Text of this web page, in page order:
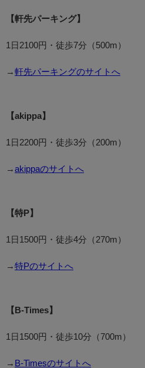
【軒先パーキング】
1日2100円・徒歩7分（500m）
→ 軒先パーキングのサイトへ
【akippa】
1日2200円・徒歩3分（200m）
→ akippaのサイトへ
【特P】
1日1500円・徒歩4分（270m）
→ 特Pのサイトへ
【B-Times】
1日1500円・徒歩10分（700m）
→ B-Timesのサイトへ